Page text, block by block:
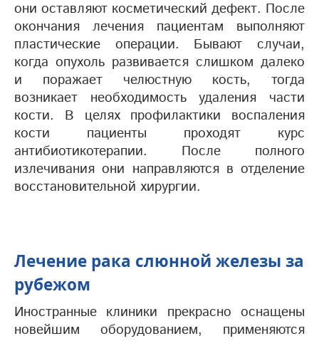
они оставляют косметический дефект. После
окончания лечения пациентам выполняют
пластические операции. Бывают случаи,
когда опухоль развивается слишком далеко
и поражает челюстную кость, тогда
возникает необходимость удаления части
кости. В целях профилактики воспаления
кости пациенты проходят курс
антибиотикотерапии. После полного
излечивания они направляются в отделение
восстановительной хирургии.
Лечение рака слюнной железы за
рубежом
Иностранные клиники прекрасно оснащены
новейшим оборудованием, применяются